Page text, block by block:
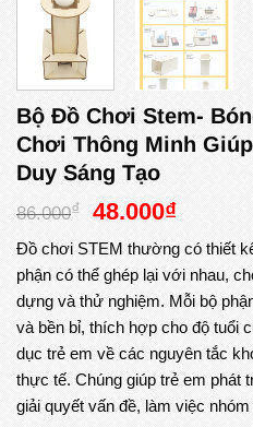
Bộ Đồ Chơi Stem-
Chơi Thông Minh
Duy Sáng Tạo
86.000₫
Giá
là:
86.000₫.
48.000₫Giá
tại
là:
Đồ chơi STEM thường có thiết
phận có thể ghép lại với nhau,
dựng và thử nghiệm. Mỗi bộ
và bền bỉ, thích hợp cho độ tuổi
dục trẻ em về các nguyên tắc
thực tế. Chúng giúp trẻ em phát
giải quyết vấn đề, làm việc